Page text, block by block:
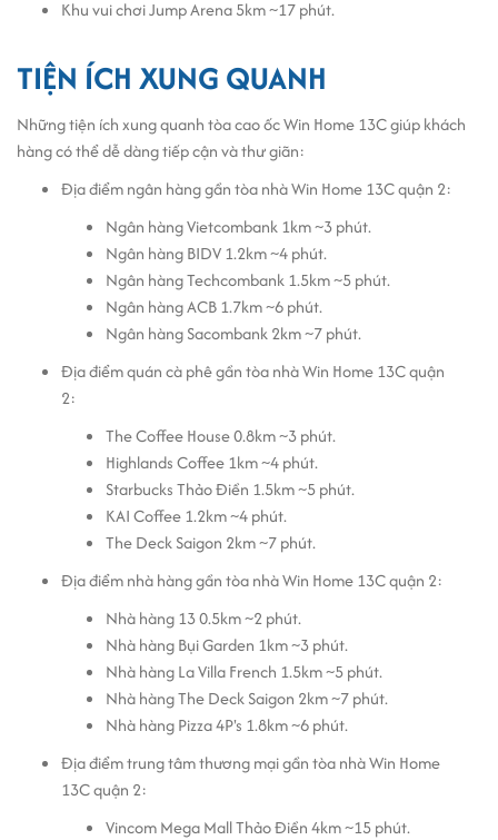
Cộng đồng doanh nghiệp chuyên nghiệp:
các lĩnh vực khác nhau, tạo cơ hội hợp tác và mở rộng
mạng lưới.
Kết luận
Win Home 13C là văn phòng cho thuê Quận 2 hàng đầu cho các
doanh nghiệp đang tìm kiếm một không gian làm việc chuyên
nghiệp tại TP. Thủ Đức. Với vị trí đắc địa và dịch vụ tiện ích, đây
chính là nơi lý tưởng để phát triển và mở rộng hoạt động kinh
doanh. Hãy liên hệ ngay để được tư vấn và tham quan!
Khu vui chơi Jump Arena 5km ~17 phút.
TIỆN ÍCH XUNG QUANH
Những tiện ích xung quanh tòa cao ốc Win Home 13C giúp khách
hàng có thể dễ dàng tiếp cận và thư giãn:
Địa điểm ngân hàng gần tòa nhà Win Home 13C quận 2:
Ngân hàng Vietcombank 1km ~3 phút.
Ngân hàng BIDV 1.2km ~4 phút.
Ngân hàng Techcombank 1.5km ~5 phút.
Ngân hàng ACB 1.7km ~6 phút.
Ngân hàng Sacombank 2km ~7 phút.
Địa điểm quán cà phê gần tòa nhà Win Home 13C quận
2:
The Coffee House 0.8km ~3 phút.
Highlands Coffee 1km ~4 phút.
Starbucks Thảo Điền 1.5km ~5 phút.
KAI Coffee 1.2km ~4 phút.
The Deck Saigon 2km ~7 phút.
Địa điểm nhà hàng gần tòa nhà Win Home 13C quận 2:
Nhà hàng 13 0.5km ~2 phút.
Nhà hàng Bụi Garden 1km ~3 phút.
Nhà hàng La Villa French 1.5km ~5 phút.
Nhà hàng The Deck Saigon 2km ~7 phút.
Nhà hàng Pizza 4P's 1.8km ~6 phút.
Địa điểm trung tâm thương mại gần tòa nhà Win Home
13C quận 2:
Vincom Mega Mall Thảo Điền 4km ~15 phút.